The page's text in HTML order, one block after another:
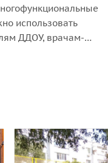
использовать
ДДОУ, врачам-